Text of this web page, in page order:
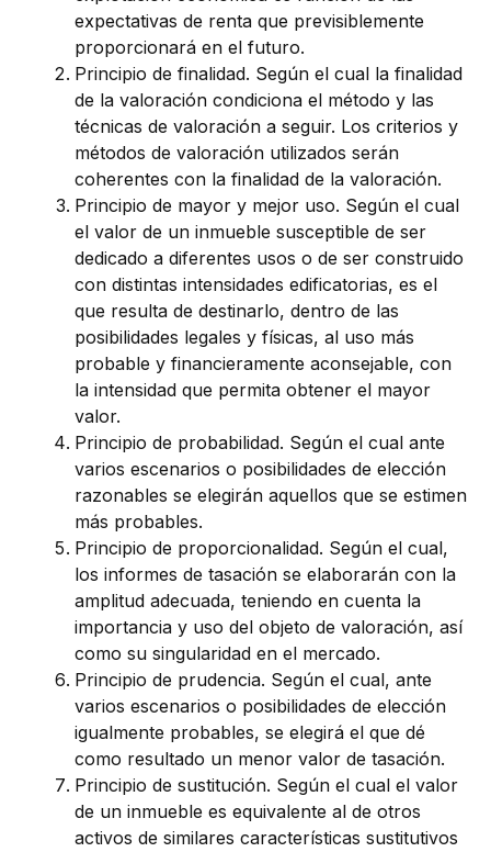
expectativas de renta que previsiblemente
proporcionará en el futuro.
Principio de finalidad. Según el cual la finalidad
de la valoración condiciona el método y las
técnicas de valoración a seguir. Los criterios y
métodos de valoración utilizados serán
coherentes con la finalidad de la valoración.
Principio de mayor y mejor uso. Según el cual
el valor de un inmueble susceptible de ser
dedicado a diferentes usos o de ser construido
con distintas intensidades edificatorias, es el
que resulta de destinarlo, dentro de las
posibilidades legales y físicas, al uso más
probable y financieramente aconsejable, con
la intensidad que permita obtener el mayor
valor.
Principio de probabilidad. Según el cual ante
varios escenarios o posibilidades de elección
razonables se elegirán aquellos que se estimen
más probables.
Principio de proporcionalidad. Según el cual,
los informes de tasación se elaborarán con la
amplitud adecuada, teniendo en cuenta la
importancia y uso del objeto de valoración, así
como su singularidad en el mercado.
Principio de prudencia. Según el cual, ante
varios escenarios o posibilidades de elección
igualmente probables, se elegirá el que dé
como resultado un menor valor de tasación.
Principio de sustitución. Según el cual el valor
de un inmueble es equivalente al de otros
activos de similares características sustitutivos